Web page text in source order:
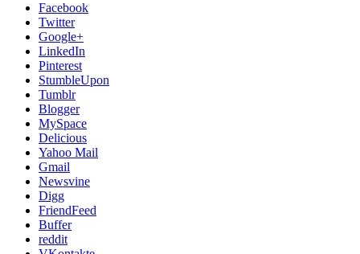
Facebook
Twitter
Google+
LinkedIn
Pinterest
StumbleUpon
Tumblr
Blogger
MySpace
Delicious
Yahoo Mail
Gmail
Newsvine
Digg
FriendFeed
Buffer
reddit